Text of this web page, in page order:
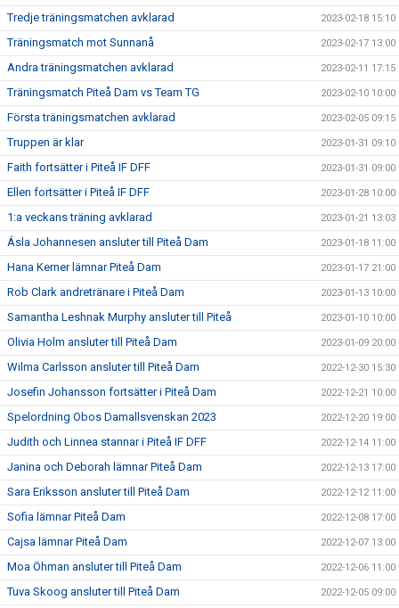
Tredje träningsmatchen avklarad 2023-02-18 15:10
Träningsmatch mot Sunnanå 2023-02-17 13:00
Andra träningsmatchen avklarad 2023-02-11 17:15
Träningsmatch Piteå Dam vs Team TG 2023-02-10 10:00
Första träningsmatchen avklarad 2023-02-05 09:15
Truppen är klar 2023-01-31 09:10
Faith fortsätter i Piteå IF DFF 2023-01-31 09:00
Ellen fortsätter i Piteå IF DFF 2023-01-28 10:00
1:a veckans träning avklarad 2023-01-21 13:03
Ásla Johannesen ansluter till Piteå Dam 2023-01-18 11:00
Hana Kerner lämnar Piteå Dam 2023-01-17 21:00
Rob Clark andretränare i Piteå Dam 2023-01-13 10:00
Samantha Leshnak Murphy ansluter till Piteå 2023-01-10 10:00
Olivia Holm ansluter till Piteå Dam 2023-01-09 20:00
Wilma Carlsson ansluter till Piteå Dam 2022-12-30 15:30
Josefin Johansson fortsätter i Piteå Dam 2022-12-21 10:00
Spelordning Obos Damallsvenskan 2023 2022-12-20 19:00
Judith och Linnea stannar i Piteå IF DFF 2022-12-14 11:00
Janina och Deborah lämnar Piteå Dam 2022-12-13 17:00
Sara Eriksson ansluter till Piteå Dam 2022-12-12 11:00
Sofia lämnar Piteå Dam 2022-12-08 17:00
Cajsa lämnar Piteå Dam 2022-12-07 13:00
Moa Öhman ansluter till Piteå Dam 2022-12-06 11:00
Tuva Skoog ansluter till Piteå Dam 2022-12-05 09:00